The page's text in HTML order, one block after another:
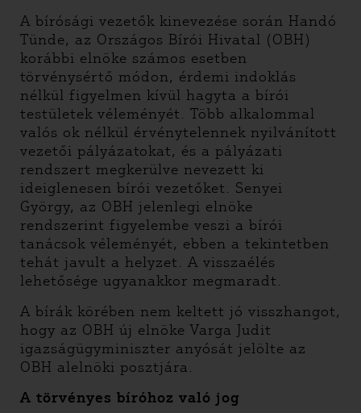
A bírósági vezetők kinevezése során Handó
Tünde, az Országos Bírói Hivatal (OBH)
korábbi elnöke számos esetben
törvénysértő módon, érdemi indoklás
nélkül figyelmen kívül hagyta a bírói
testületek véleményét. Több alkalommal
valós ok nélkül érvénytelennek nyilvánított
vezetői pályázatokat, és a pályázati
rendszert megkerülve nevezett ki
ideiglenesen bírói vezetőket. Senyei
György, az OBH jelenlegi elnöke
rendszerint figyelembe veszi a bírói
tanácsok véleményét, ebben a tekintetben
tehát javult a helyzet. A visszaélés
lehetősége ugyanakkor megmaradt.
A bírák körében nem keltett jó visszhangot,
hogy az OBH új elnöke Varga Judit
igazságügyminiszter anyósát jelölte az
OBH alelnöki posztjára.
A törvényes bíróhoz való jog